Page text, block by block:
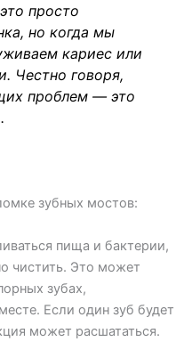
просто
но когда мы
кариес или
Честно говоря,
проблем — это
зубных мостов:
пища и бактерии,
чистить. Это может
зубах,
Если один зуб будет
может расшататься.